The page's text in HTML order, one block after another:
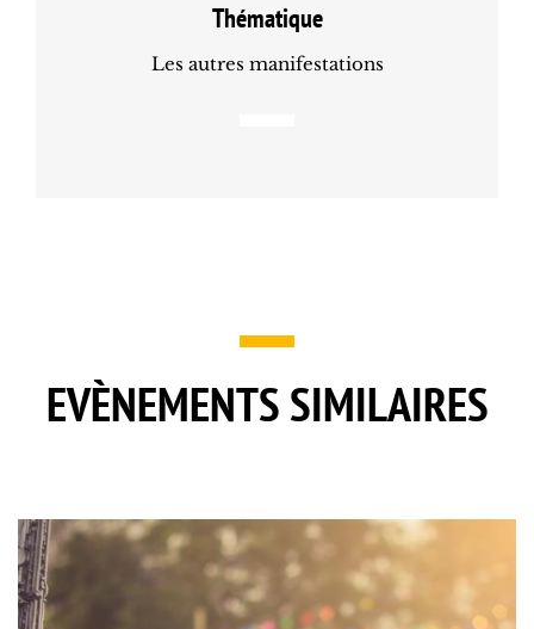
Thématique
Les autres manifestations
EVÈNEMENTS SIMILAIRES